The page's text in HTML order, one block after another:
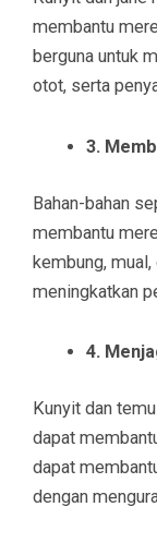
membantu
berguna untuk
otot, serta
3.
Bahan-bahan
membantu
kembung,
meningkatkan
4.
Kunyit dan
dapat
dapat
dengan